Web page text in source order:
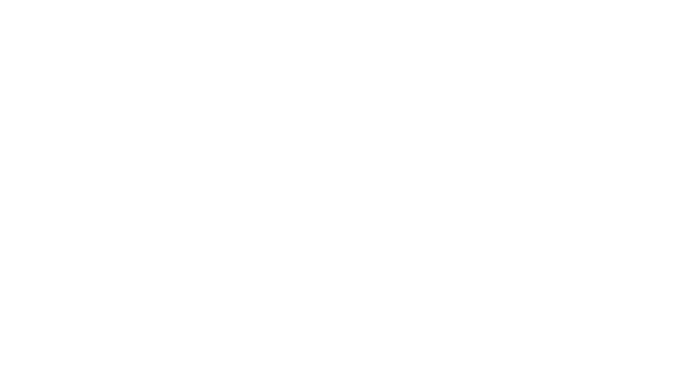
môžu byť skvelým doplnkom vašej zdravej životosprávy. Pre komplexnú
ten pravý produkt práve pre vás!